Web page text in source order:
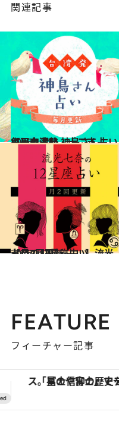
関連記事
2026.1.18
【干支占い・十二支占い】台湾発 神鳥さん占い毎月の運勢
占い
2026.7.29
【月2回更新 占い】流光七奈の12星座占い
占い
FEATURE
フィーチャー記事